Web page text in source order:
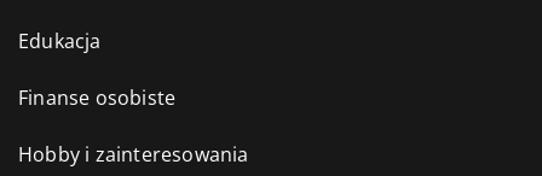
Edukacja
Finanse osobiste
Hobby i zainteresowania